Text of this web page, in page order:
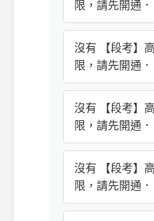
限，請先開通．
沒有 【段考】
限，請先開通．
沒有 【段考】
限，請先開通．
沒有 【段考】
限，請先開通．